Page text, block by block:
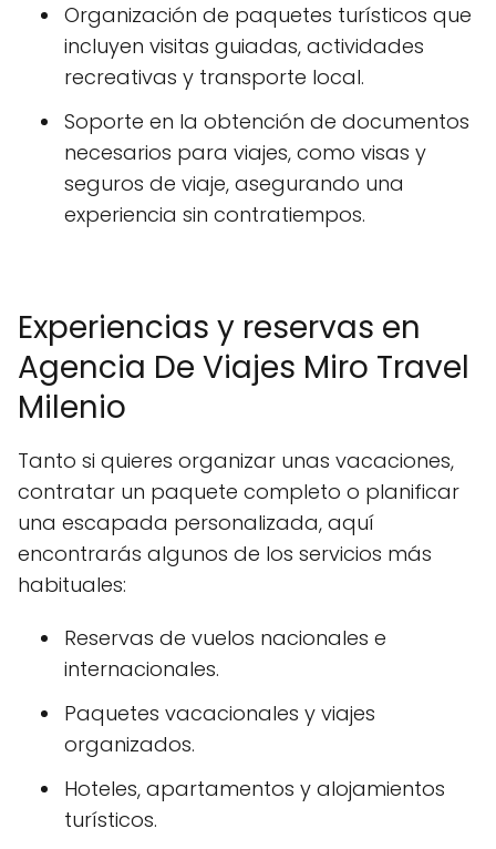
Organización de paquetes turísticos que
incluyen visitas guiadas, actividades
recreativas y transporte local.
Soporte en la obtención de documentos
necesarios para viajes, como visas y
seguros de viaje, asegurando una
experiencia sin contratiempos.
Experiencias y reservas en
Agencia De Viajes Miro Travel
Milenio
Tanto si quieres organizar unas vacaciones,
contratar un paquete completo o planificar
una escapada personalizada, aquí
encontrarás algunos de los servicios más
habituales:
Reservas de vuelos nacionales e
internacionales.
Paquetes vacacionales y viajes
organizados.
Hoteles, apartamentos y alojamientos
turísticos.